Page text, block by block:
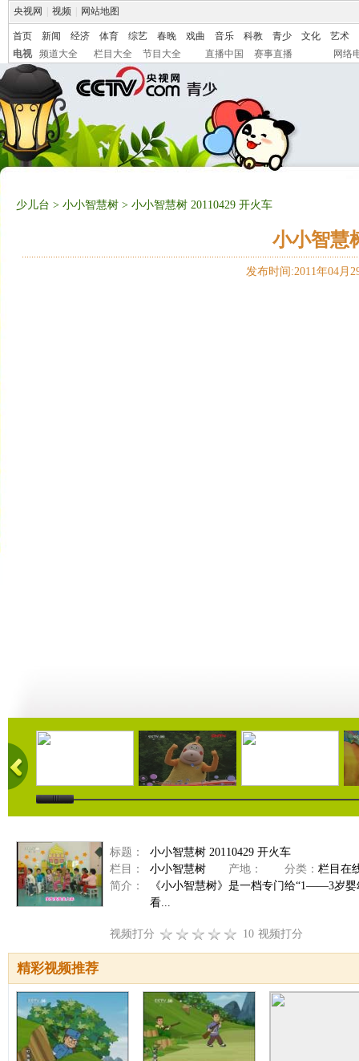
央视网 视频 网站地图
首页 新闻 经济 体育 综艺 春晚 戏曲 音乐 科教 青少 文化
艺术
电视
频道大全 栏目大全 节目大全 直播中国 赛事直播 网络
少儿台 > 小小智慧树 > 小小智慧树 20110429 开火车
小小智慧
发布时间:2011年04月
01:02 03:24 01:26
标题：
小小智慧树 20110429 开火车
栏目：
小小智慧树 产地： 分类： 栏目在
简介：
《小小智慧树》是一档专门给“1——3岁
看...
视频打分 10 视频打分
精彩视频推荐